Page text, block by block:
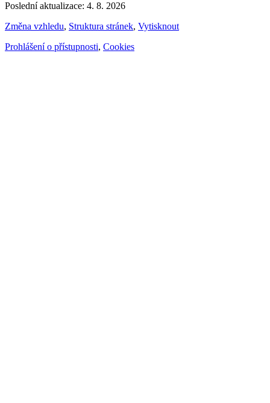
Poslední aktualizace: 4. 8. 2026
Změna vzhledu, Struktura stránek, Vytisknout
Prohlášení o přístupnosti, Cookies